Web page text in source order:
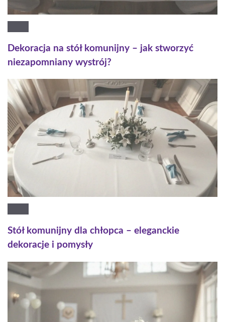
Dekoracja na stół komunijny – jak stworzyć
niezapomniany wystrój?
Stół komunijny dla chłopca – eleganckie
dekoracje i pomysły